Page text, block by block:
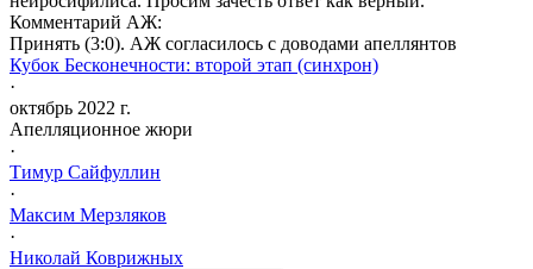
Комментарий АЖ:
Принять (3:0). АЖ согласилось с доводами апеллянтов
Кубок Бесконечности: второй этап (синхрон)
·
октябрь 2022 г.
Апелляционное жюри
·
Тимур Сайфуллин
·
Максим Мерзляков
·
Николай Коврижных